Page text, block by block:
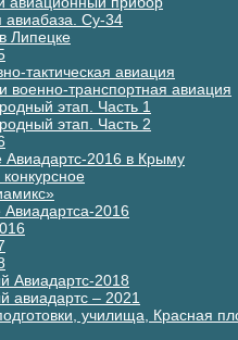
авиабаза. Су-34
Липецке
тактическая авиация
военно-транспортная авиация
этап. Часть 1
этап. Часть 2
Авиадартс-2016 в Крыму
Авиадартса-2016
Авиадартс-2018
авиадартс – 2021
училища, Красная